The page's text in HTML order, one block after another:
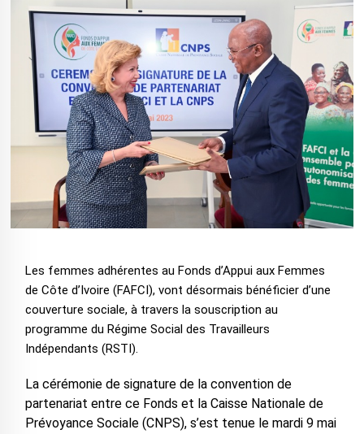
Les femmes adhérentes au Fonds d’Appui aux Femmes
de Côte d’Ivoire (FAFCI), vont désormais bénéficier d’une
couverture sociale, à travers la souscription au
programme du Régime Social des Travailleurs
Indépendants (RSTI).
La cérémonie de signature de la convention de
partenariat entre ce Fonds et la Caisse Nationale de
Prévoyance Sociale (CNPS), s’est tenue le mardi 9 mai